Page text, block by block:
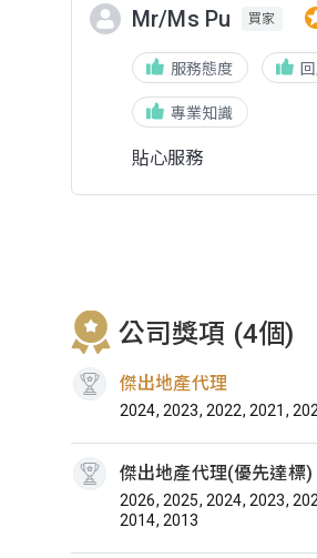
Mr/Ms Pu 買家
服務態度
專業知識
貼心服務
公司獎項 (4個)
傑出地產代理
2024, 2023, 2022, 2021,
傑出地產代理(優先達標)
2026, 2025, 2024, 2023,
2014, 2013